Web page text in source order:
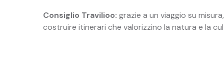
Consiglio Travilioo: grazie a un viaggio su
costruire itinerari che valorizzino la natura e la